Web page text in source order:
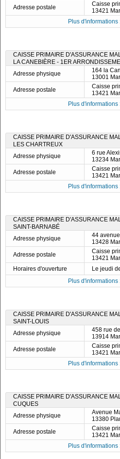
Adresse postale
Caisse
13421
Plus
CAISSE PRIMAIRE D'ASSURANCE
LA CANEBIÈRE - 1ER
Adresse physique
164 la
13001
Adresse postale
Caisse
13421
Plus
CAISSE PRIMAIRE D'ASSURANCE
LES CHARTREUX
Adresse physique
6 rue
13234
Adresse postale
Caisse
13421
Plus
CAISSE PRIMAIRE D'ASSURANCE
SAINT-BARNABÉ
Adresse physique
44
13428
Adresse postale
Caisse
13421
Horaires d'ouverture
Le jeudi
Plus
CAISSE PRIMAIRE D'ASSURANCE
SAINT-LOUIS
Adresse physique
458 rue
13914
Adresse postale
Caisse
13421
Plus
CAISSE PRIMAIRE D'ASSURANCE
CUQUES
Adresse physique
Avenue
13380
Adresse postale
Caisse
13421
Plus